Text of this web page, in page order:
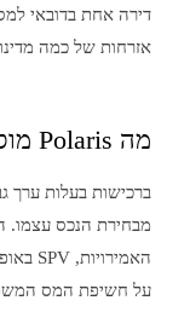
דירה אחת בדובאי
אזרחות של כמה
מה Polaris מוסיפה
ברכישות בעלות ערך
מבחירת הנכס עצמו.
על חשיפת המס